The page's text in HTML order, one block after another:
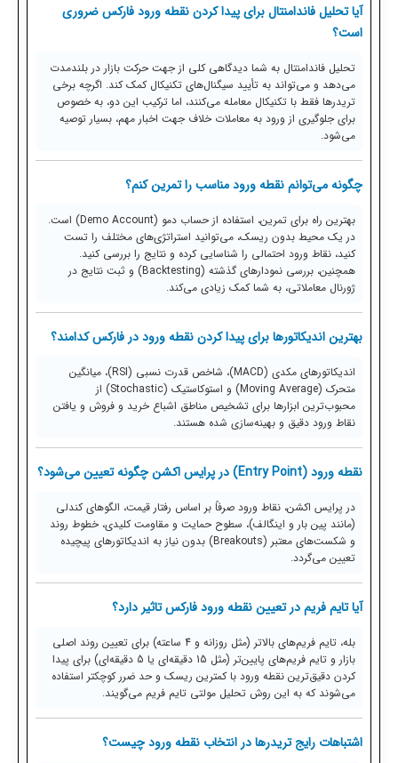
آیا تحلیل فاندامنتال برای پیدا کردن نقطه ورود فارکس ضروری
است؟
تحلیل فاندامنتال به شما دیدگاهی کلی از جهت حرکت بازار در بلندمدت
می‌دهد و می‌تواند به تأیید سیگنال‌های تکنیکال کمک کند. اگرچه برخی
تریدرها فقط با تکنیکال معامله می‌کنند، اما ترکیب این دو، به خصوص
برای جلوگیری از ورود به معاملات خلاف جهت اخبار مهم، بسیار توصیه
می‌شود.
چگونه می‌توانم نقطه ورود مناسب را تمرین کنم؟
بهترین راه برای تمرین، استفاده از حساب دمو (Demo Account) است.
در یک محیط بدون ریسک، می‌توانید استراتژی‌های مختلف را تست
کنید، نقاط ورود احتمالی را شناسایی کرده و نتایج را بررسی کنید.
همچنین، بررسی نمودارهای گذشته (Backtesting) و ثبت نتایج در
ژورنال معاملاتی، به شما کمک زیادی می‌کند.
بهترین اندیکاتورها برای پیدا کردن نقطه ورود در فارکس کدامند؟
اندیکاتورهای مکدی (MACD)، شاخص قدرت نسبی (RSI)، میانگین
متحرک (Moving Average) و استوکاستیک (Stochastic) از
محبوب‌ترین ابزارها برای تشخیص مناطق اشباع خرید و فروش و یافتن
نقاط ورود دقیق و بهینه‌سازی شده هستند.
نقطه ورود (Entry Point) در پرایس اکشن چگونه تعیین می‌شود؟
در پرایس اکشن، نقاط ورود صرفاً بر اساس رفتار قیمت، الگوهای کندلی
(مانند پین بار و اینگالف)، سطوح حمایت و مقاومت کلیدی، خطوط روند
و شکست‌های معتبر (Breakouts) بدون نیاز به اندیکاتورهای پیچیده
تعیین می‌گردد.
آیا تایم فریم در تعیین نقطه ورود فارکس تاثیر دارد؟
بله، تایم فریم‌های بالاتر (مثل روزانه و 4 ساعته) برای تعیین روند اصلی
بازار و تایم فریم‌های پایین‌تر (مثل 15 دقیقه‌ای یا 5 دقیقه‌ای) برای پیدا
کردن دقیق‌ترین نقطه ورود با کمترین ریسک و حد ضرر کوچکتر استفاده
می‌شوند که به این روش تحلیل مولتی تایم فریم می‌گویند.
اشتباهات رایج تریدرها در انتخاب نقطه ورود چیست؟